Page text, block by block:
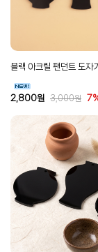
블랙 아크릴 팬던트 도
2,800원 3,000원